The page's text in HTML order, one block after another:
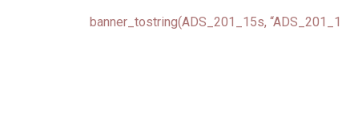
banner_tostring(ADS_201_15s,